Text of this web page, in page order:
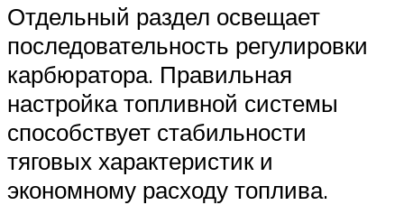
Отдельный раздел освещает
последовательность регулировки
карбюратора. Правильная
настройка топливной системы
способствует стабильности
тяговых характеристик и
экономному расходу топлива.